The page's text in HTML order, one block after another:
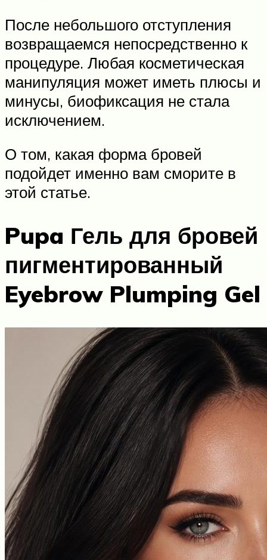
После небольшого отступления
возвращаемся непосредственно к
процедуре. Любая косметическая
манипуляция может иметь плюсы и
минусы, биофиксация не стала
исключением.
О том, какая форма бровей
подойдет именно вам сморите в
этой статье.
Pupa Гель для бровей
пигментированный
Eyebrow Plumping Gel